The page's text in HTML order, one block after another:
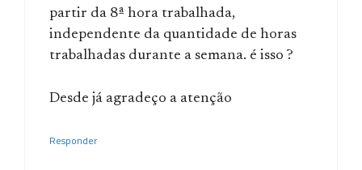
partir da 8ª hora trabalhada,
independente da quantidade de horas
trabalhadas durante a semana. é isso ?
Desde já agradeço a atenção
Responder